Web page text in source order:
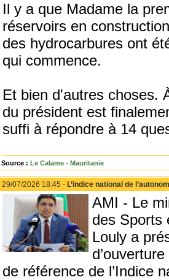
Il y a que Madame la
réservoirs en
des hydrocarbures ont
qui commence.
Et bien d'autres choses.
du président est
suffi à répondre à 14
Source : Le Calame - Mauritanie
29/07/2026 18:45 - L’indice national de
AMI - Le
des Sports
Louly a
de référence de l’Indice